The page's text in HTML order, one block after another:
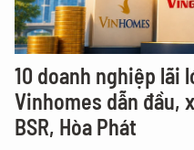
10 doanh nghiệp lãi
Vinhomes dẫn đầu,
BSR, Hòa Phát